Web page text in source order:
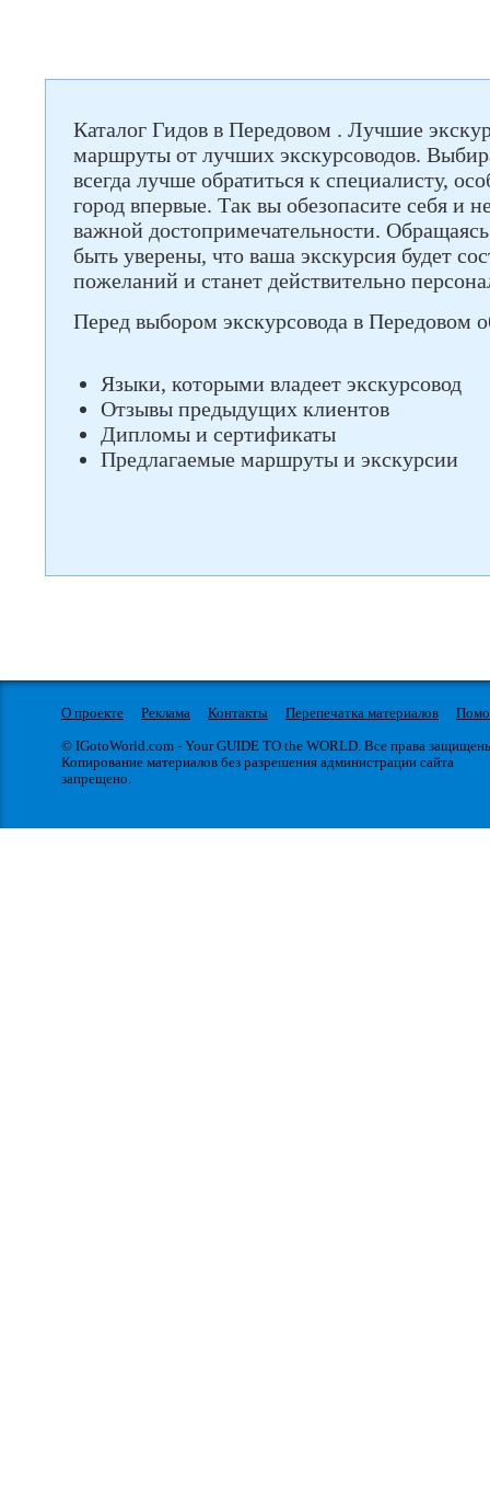
Каталог Гидов в Передовом . Лучшие
маршруты от лучших экскурсоводов.
всегда лучше обратиться к специалисту,
город впервые. Так вы обезопасите себя и
важной достопримечательности.
быть уверены, что ваша экскурсия будет
пожеланий и станет действительно
Перед выбором экскурсовода в Передовом
Языки, которыми владеет экскурсовод
Отзывы предыдущих клиентов
Дипломы и сертификаты
Предлагаемые маршруты и экскурсии
О проекте Реклама Контакты Перепечатка материалов
© IGotoWorld.com - Your GUIDE TO the WORLD. Все права
Копирование материалов без разрешения администрации сайта
запрещено.